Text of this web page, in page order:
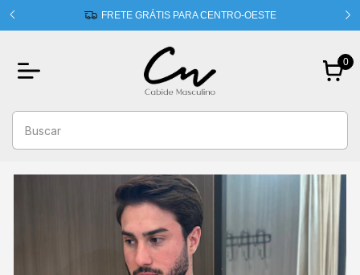
FRETE GRÁTIS PARA CENTRO-OESTE
0